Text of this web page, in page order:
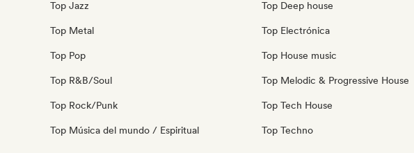
Top Jazz
Top Metal
Top Pop
Top R&B/Soul
Top Rock/Punk
Top Música del mundo / Espiritual
Top Deep house
Top Electrónica
Top House music
Top Melodic & Progressive House
Top Tech House
Top Techno